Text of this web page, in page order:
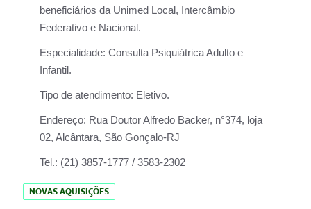
beneficiários da Unimed Local, Intercâmbio
Federativo e Nacional.
Especialidade: Consulta Psiquiátrica Adulto e
Infantil.
Tipo de atendimento: Eletivo.
Endereço: Rua Doutor Alfredo Backer, n°374, loja
02, Alcântara, São Gonçalo-RJ
Tel.: (21) 3857-1777 / 3583-2302
NOVAS AQUISIÇÕES